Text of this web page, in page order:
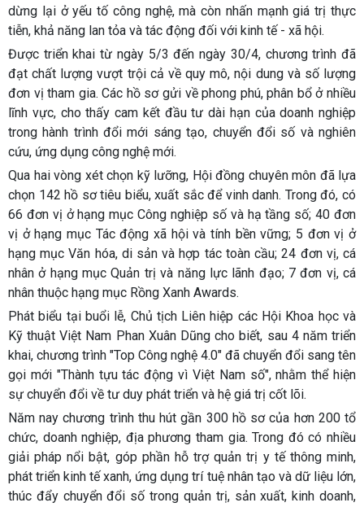
dừng lại ở yếu tố công nghệ, mà còn nhấn mạnh giá trị thực
tiễn, khả năng lan tỏa và tác động đối với kinh tế - xã hội.
Được triển khai từ ngày 5/3 đến ngày 30/4, chương trình đã
đạt chất lượng vượt trội cả về quy mô, nội dung và số lượng
đơn vị tham gia. Các hồ sơ gửi về phong phú, phân bổ ở nhiều
lĩnh vực, cho thấy cam kết đầu tư dài hạn của doanh nghiệp
trong hành trình đổi mới sáng tạo, chuyển đổi số và nghiên
cứu, ứng dụng công nghệ mới.
Qua hai vòng xét chọn kỹ lưỡng, Hội đồng chuyên môn đã lựa
chọn 142 hồ sơ tiêu biểu, xuất sắc để vinh danh. Trong đó, có
66 đơn vị ở hạng mục Công nghiệp số và hạ tầng số; 40 đơn
vị ở hạng mục Tác động xã hội và tính bền vững; 5 đơn vị ở
hạng mục Văn hóa, di sản và hợp tác toàn cầu; 24 đơn vị, cá
nhân ở hạng mục Quản trị và năng lực lãnh đạo; 7 đơn vị, cá
nhân thuộc hạng mục Rồng Xanh Awards.
Phát biểu tại buổi lễ, Chủ tịch Liên hiệp các Hội Khoa học và
Kỹ thuật Việt Nam Phan Xuân Dũng cho biết, sau 4 năm triển
khai, chương trình "Top Công nghệ 4.0" đã chuyển đổi sang tên
gọi mới "Thành tựu tác động vì Việt Nam số", nhằm thể hiện
sự chuyển đổi về tư duy phát triển và hệ giá trị cốt lõi.
Năm nay chương trình thu hút gần 300 hồ sơ của hơn 200 tổ
chức, doanh nghiệp, địa phương tham gia. Trong đó có nhiều
giải pháp nổi bật, góp phần hỗ trợ quản trị y tế thông minh,
phát triển kinh tế xanh, ứng dụng trí tuệ nhân tạo và dữ liệu lớn,
thúc đẩy chuyển đổi số trong quản trị, sản xuất, kinh doanh,